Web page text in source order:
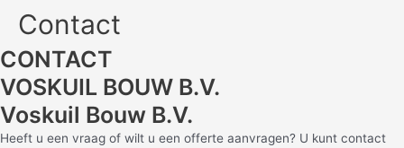
Contact
CONTACT
VOSKUIL BOUW B.V.
Voskuil Bouw B.V.
Heeft u een vraag of wilt u een offerte aanvragen? U kunt contact